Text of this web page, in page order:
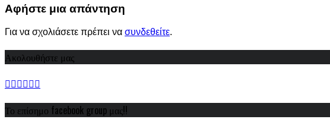
Αφήστε μια απάντηση
Για να σχολιάσετε πρέπει να συνδεθείτε.
Ακολουθήστε μας
Το επίσημο facebook group μας!!